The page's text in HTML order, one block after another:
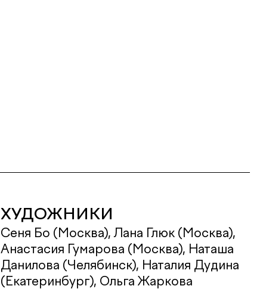
ХУДОЖНИКИ
Сеня Бо (Москва), Лана Глюк (Москва),
Анастасия Гумарова (Москва), Наташа
Данилова (Челябинск), Наталия Дудина
(Екатеринбург), Ольга Жаркова